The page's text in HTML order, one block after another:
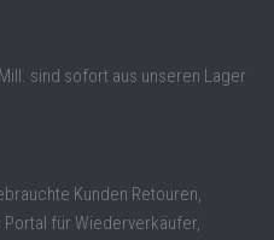
sind sofort aus unseren Lager
Kunden Retouren,
für Wiederverkäufer,